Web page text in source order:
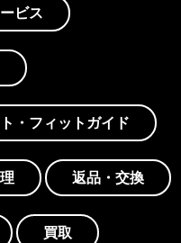
ビス
・フィットガイド
返品・交換
買取